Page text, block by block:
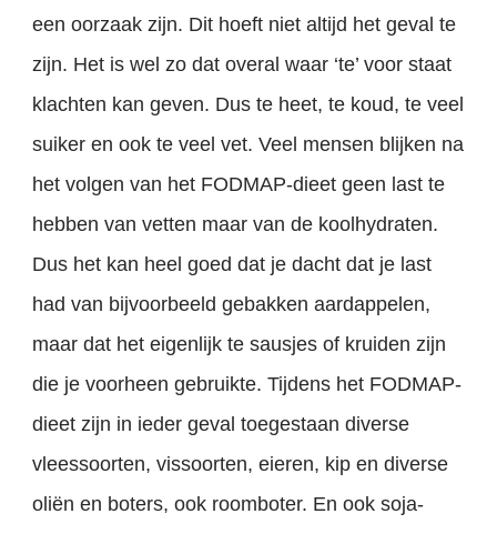
een oorzaak zijn. Dit hoeft niet altijd het geval te
zijn. Het is wel zo dat overal waar ‘te’ voor staat
klachten kan geven. Dus te heet, te koud, te veel
suiker en ook te veel vet. Veel mensen blijken na
het volgen van het FODMAP-dieet geen last te
hebben van vetten maar van de koolhydraten.
Dus het kan heel goed dat je dacht dat je last
had van bijvoorbeeld gebakken aardappelen,
maar dat het eigenlijk te sausjes of kruiden zijn
die je voorheen gebruikte. Tijdens het FODMAP-
dieet zijn in ieder geval toegestaan diverse
vleessoorten, vissoorten, eieren, kip en diverse
oliën en boters, ook roomboter. En ook soja-